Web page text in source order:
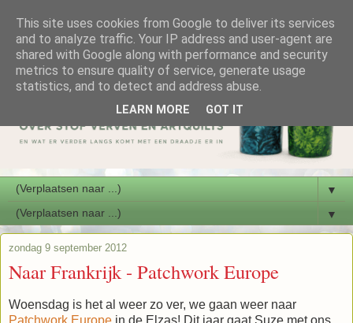
▼
▼
zondag 9 september 2012
Naar Frankrijk - Patchwork Europe
Woensdag is het al weer zo ver, we gaan weer naar
Patchwork Europe in de Elzas! Dit jaar gaat Suze met ons
This site uses cookies from Google to deliver its services
and to analyze traffic. Your IP address and user-agent are
shared with Google along with performance and security
metrics to ensure quality of service, generate usage
statistics, and to detect and address abuse.
LEARN MORE GOT IT